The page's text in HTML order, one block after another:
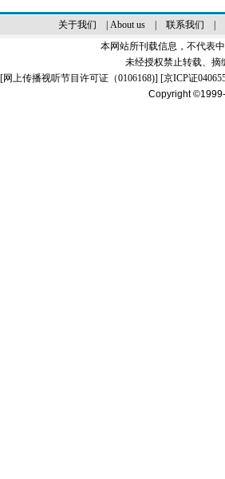
关于我们 About us| 联系我们
本网站所刊载信息，不代表
未经授权禁止转载、摘
[网上传播视听节目许可证（0106168)] [京ICP证
Copyright